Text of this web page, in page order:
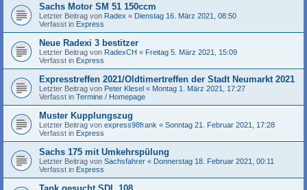
Sachs Motor SM 51 150ccm
Letzter Beitrag von Radex « Dienstag 16. März 2021, 08:50
Verfasst in Express
Neue Radexi 3 bestitzer
Letzter Beitrag von RadexCH « Freitag 5. März 2021, 15:09
Verfasst in Express
Expresstreffen 2021/Oldtimertreffen der Stadt Neumarkt 2021
Letzter Beitrag von Peter Klesel « Montag 1. März 2021, 17:27
Verfasst in Termine / Homepage
Muster Kupplungszug
Letzter Beitrag von express98frank « Sonntag 21. Februar 2021, 17:28
Verfasst in Express
Sachs 175 mit Umkehrspülung
Letzter Beitrag von Sachsfahrer « Donnerstag 18. Februar 2021, 00:11
Verfasst in Express
Tank gesucht SDL 108